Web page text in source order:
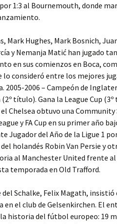
1:3 al Bournemouth, donde
Mark Hughes, Mark Bosnich,
y Nemanja Matić han jugado
en sus comienzos en Boca,
lo consideró entre los mejores
2005-2006 – Campeón de
título). Gana la League Cup
Chelsea obtuvo una
y FA Cup en su primer año
Jugador del Año de la Ligue 1
holandés Robin Van Persie y
al Manchester United frente
temporada en Old Trafford.
Schalke, Felix Magath, insistió
en el club de Gelsenkirchen. El
historia del fútbol europeo: 19